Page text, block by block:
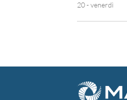
20 - venerdì